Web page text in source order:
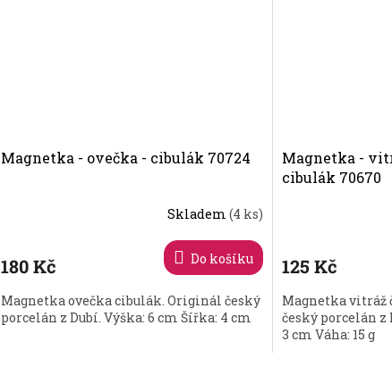
Magnetka - ovečka - cibulák 70724
Skladem (4 ks)
180 Kč Do košíku
Magnetka ovečka cibulák. Originál český
porcelán z Dubí. Výška: 6 cm Šířka: 4 cm
Magnetka -
cibulák 70670
125 Kč
Magnetka vitráž
český porcelán z
3 cm Váha: 15 g